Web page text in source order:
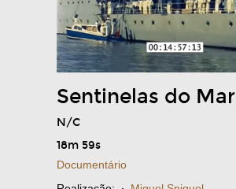
Sentinelas do Mar
N/C
18m 59s
Documentário